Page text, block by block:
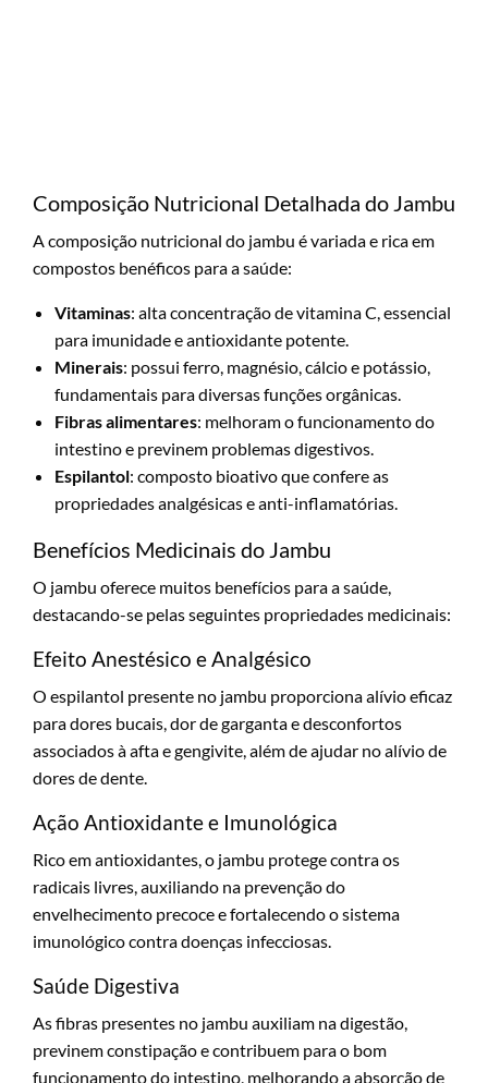
Composição Nutricional Detalhada do Jambu
A composição nutricional do jambu é variada e rica em
compostos benéficos para a saúde:
Vitaminas: alta concentração de vitamina C, essencial
para imunidade e antioxidante potente.
Minerais: possui ferro, magnésio, cálcio e potássio,
fundamentais para diversas funções orgânicas.
Fibras alimentares: melhoram o funcionamento do
intestino e previnem problemas digestivos.
Espilantol: composto bioativo que confere as
propriedades analgésicas e anti-inflamatórias.
Benefícios Medicinais do Jambu
O jambu oferece muitos benefícios para a saúde,
destacando-se pelas seguintes propriedades medicinais:
Efeito Anestésico e Analgésico
O espilantol presente no jambu proporciona alívio eficaz
para dores bucais, dor de garganta e desconfortos
associados à afta e gengivite, além de ajudar no alívio de
dores de dente.
Ação Antioxidante e Imunológica
Rico em antioxidantes, o jambu protege contra os
radicais livres, auxiliando na prevenção do
envelhecimento precoce e fortalecendo o sistema
imunológico contra doenças infecciosas.
Saúde Digestiva
As fibras presentes no jambu auxiliam na digestão,
previnem constipação e contribuem para o bom
funcionamento do intestino, melhorando a absorção de